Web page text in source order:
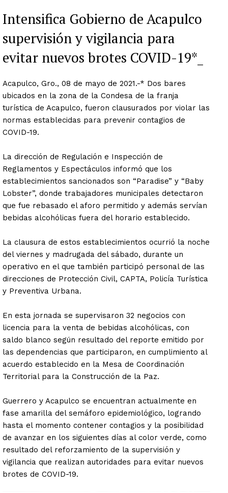
Intensifica Gobierno de Acapulco
supervisión y vigilancia para
evitar nuevos brotes COVID-19*_
Acapulco, Gro., 08 de mayo de 2021.-* Dos bares
ubicados en la zona de la Condesa de la franja
turística de Acapulco, fueron clausurados por violar las
normas establecidas para prevenir contagios de
COVID-19.
La dirección de Regulación e Inspección de
Reglamentos y Espectáculos informó que los
establecimientos sancionados son “Paradise” y “Baby
Lobster”, donde trabajadores municipales detectaron
que fue rebasado el aforo permitido y además servían
bebidas alcohólicas fuera del horario establecido.
La clausura de estos establecimientos ocurrió la noche
del viernes y madrugada del sábado, durante un
operativo en el que también participó personal de las
direcciones de Protección Civil, CAPTA, Policía Turística
y Preventiva Urbana.
En esta jornada se supervisaron 32 negocios con
licencia para la venta de bebidas alcohólicas, con
saldo blanco según resultado del reporte emitido por
las dependencias que participaron, en cumplimiento al
acuerdo establecido en la Mesa de Coordinación
Territorial para la Construcción de la Paz.
Guerrero y Acapulco se encuentran actualmente en
fase amarilla del semáforo epidemiológico, logrando
hasta el momento contener contagios y la posibilidad
de avanzar en los siguientes días al color verde, como
resultado del reforzamiento de la supervisión y
vigilancia que realizan autoridades para evitar nuevos
brotes de COVID-19.